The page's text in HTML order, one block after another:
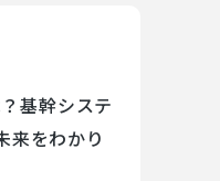
基幹システ
来をわかり